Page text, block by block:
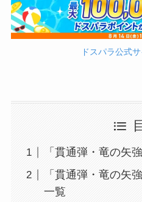
ドスパラ公式サ
「貫通弾・竜の矢
「貫通弾・竜の矢
一覧